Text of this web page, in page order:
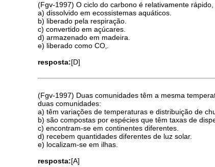
(Fgv-1997) O ciclo do carbono é relativamente
a) dissolvido em ecossistemas aquáticos.
b) liberado pela respiração.
c) convertido em açúcares.
d) armazenado em madeira.
e) liberado como CO‚.
resposta:[D]
(Fgv-1997) Duas comunidades têm a mesma
duas comunidades:
a) têm variações de temperaturas e distribuição de
b) são compostas por espécies que têm taxas de
c) encontram-se em continentes diferentes.
d) recebem quantidades diferentes de luz solar.
e) localizam-se em ilhas.
resposta:[A]